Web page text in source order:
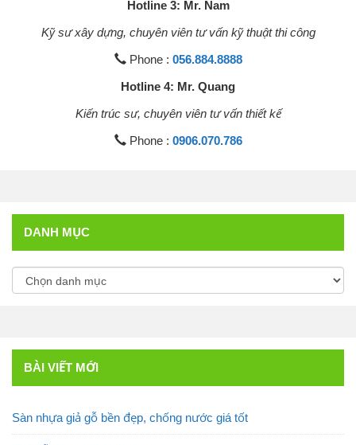
Hotline 3: Mr. Nam
Kỹ sư xây dựng, chuyên viên tư vấn kỹ thuật thi công
Phone : 056.884.8888
Hotline 4: Mr. Quang
Kiến trúc sư, chuyên viên tư vấn thiết kế
Phone : 0906.070.786
DANH MỤC
BÀI VIẾT MỚI
Sàn nhựa giả gỗ bền đẹp, chống nước giá tốt